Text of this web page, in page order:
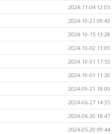
2024-11-04 12:05
2024-10-21 09:43
2024-10-15 13:28
2024-10-02 13:09
2024-10-01 17:55
2024-10-01 11:30
2024-09-21 18:00
2024-06-27 14:35
2024-06-20 18:47
2024-05-20 09:44